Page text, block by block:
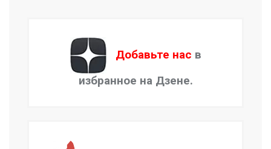
Добавьте нас в
избранное на Дзене.